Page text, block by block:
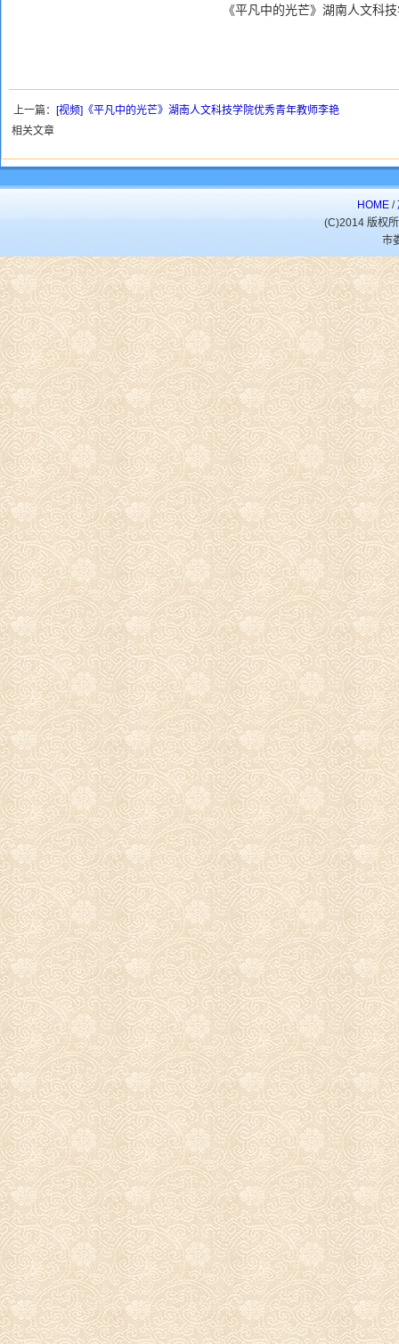
《平凡中的光芒》湖南人文科
上一篇： [视频]《平凡中的光芒》湖南人文科技学院优秀青年教师李艳
相关文章
HOME /
(C)2014 版权
市